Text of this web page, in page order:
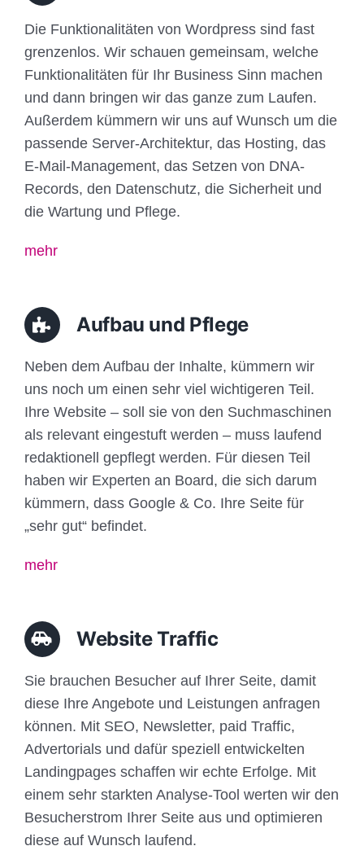
Die Funktionalitäten von Wordpress sind fast
grenzenlos. Wir schauen gemeinsam, welche
Funktionalitäten für Ihr Business Sinn machen
und dann bringen wir das ganze zum Laufen.
Außerdem kümmern wir uns auf Wunsch um die
passende Server-Architektur, das Hosting, das
E-Mail-Management, das Setzen von DNA-
Records, den Datenschutz, die Sicherheit und
die Wartung und Pflege.
mehr
Aufbau und Pflege
Neben dem Aufbau der Inhalte, kümmern wir
uns noch um einen sehr viel wichtigeren Teil.
Ihre Website – soll sie von den Suchmaschinen
als relevant eingestuft werden – muss laufend
redaktionell gepflegt werden. Für diesen Teil
haben wir Experten an Board, die sich darum
kümmern, dass Google & Co. Ihre Seite für
„sehr gut“ befindet.
mehr
Website Traffic
Sie brauchen Besucher auf Ihrer Seite, damit
diese Ihre Angebote und Leistungen anfragen
können. Mit SEO, Newsletter, paid Traffic,
Advertorials und dafür speziell entwickelten
Landingpages schaffen wir echte Erfolge. Mit
einem sehr starkten Analyse-Tool werten wir den
Besucherstrom Ihrer Seite aus und optimieren
diese auf Wunsch laufend.